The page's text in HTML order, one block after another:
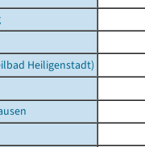
Heiligenstadt)